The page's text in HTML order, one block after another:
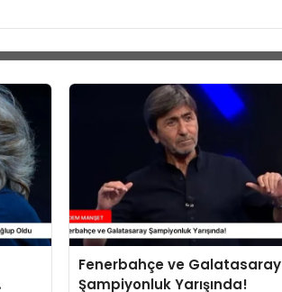
Fenerbahçe ve Galatasaray
Şampiyonluk Yarışında!